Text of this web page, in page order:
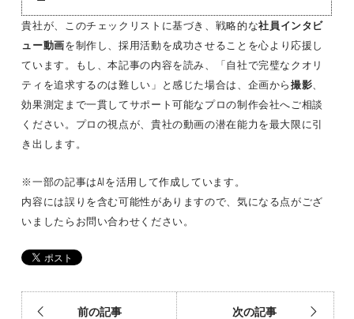
貴社が、このチェックリストに基づき、戦略的な社員インタビ
ュー動画を制作し、採用活動を成功させることを心より応援し
ています。もし、本記事の内容を読み、「自社で完璧なクオリ
ティを追求するのは難しい」と感じた場合は、企画から撮影
効果測定まで一貫してサポート可能なプロの制作会社へご相談
ください。プロの視点が、貴社の動画の潜在能力を最大限に引
き出します。
※一部の記事はAIを活用して作成しています。
内容には誤りを含む可能性がありますので、気になる点がござ
いましたらお問い合わせください。
前の記事 次の記事